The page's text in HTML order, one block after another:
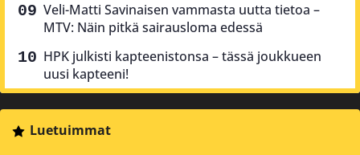
Veli-Matti Savinaisen vammasta uutta tietoa –
MTV: Näin pitkä sairausloma edessä
HPK julkisti kapteenistonsa – tässä joukkueen
uusi kapteeni!
Luetuimmat